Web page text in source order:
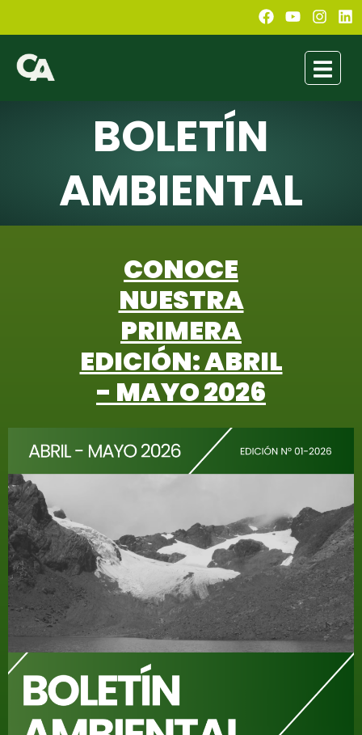
BOLETÍN
AMBIENTAL
CONOCE
NUESTRA
PRIMERA
EDICIÓN: ABRIL
- MAYO 2026